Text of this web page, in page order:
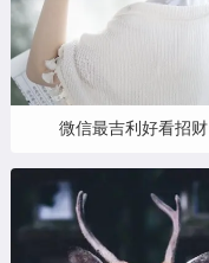
微信最吉利好看招财